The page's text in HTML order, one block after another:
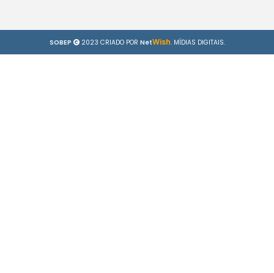
SOBEP 2023 CRIADO POR NetWish. MÍDIAS DIGITAIS.